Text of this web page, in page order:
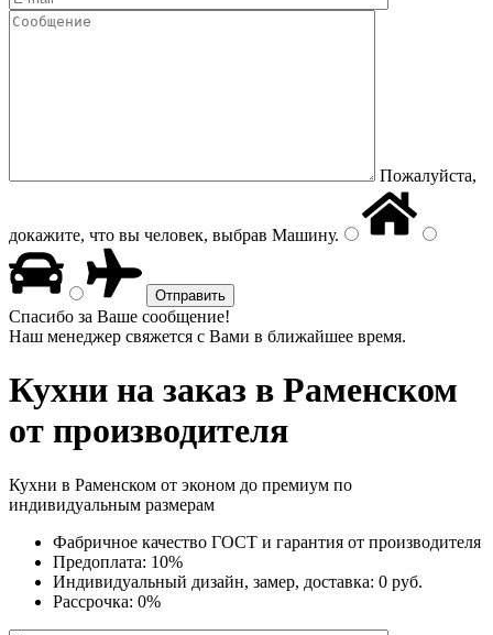
Пожалуйста,
докажите, что вы человек, выбрав Машину.
Спасибо за Ваше сообщение!
Наш менеджер свяжется с Вами в ближайшее время.
Кухни на заказ в Раменском
от производителя
Кухни в Раменском от эконом до премиум по
индивидуальным размерам
Фабричное качество ГОСТ и гарантия от производителя
Предоплата: 10%
Индивидуальный дизайн, замер, доставка: 0 руб.
Рассрочка: 0%